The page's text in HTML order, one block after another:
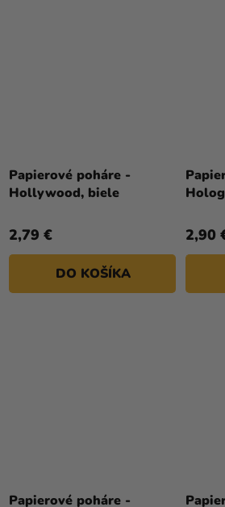
Papierové poháre -
Hollywood, biele
2,79 €
DO KOŠÍKA
2,90
Papierové poháre -